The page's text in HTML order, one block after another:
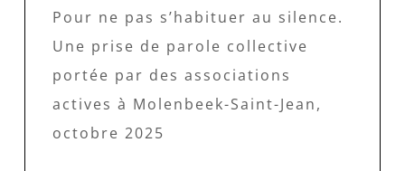
Pour ne pas s’habituer au silence.
Une prise de parole collective
portée par des associations
actives à Molenbeek-Saint-Jean,
octobre 2025